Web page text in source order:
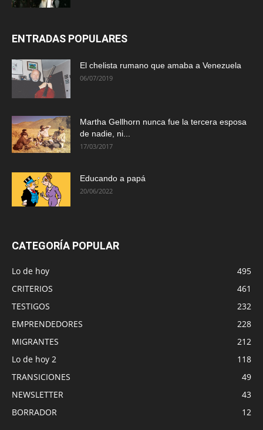
ENTRADAS POPULARES
El chelista rumano que amaba a Venezuela
06/07/2019
Martha Gellhorn nunca fue la tercera esposa
de nadie, ni...
17/03/2017
Educando a papá
20/06/2022
CATEGORÍA POPULAR
Lo de hoy
495
CRITERIOS
461
TESTIGOS
232
EMPRENDEDORES
228
MIGRANTES
212
Lo de hoy 2
118
TRANSICIONES
49
NEWSLETTER
43
BORRADOR
12